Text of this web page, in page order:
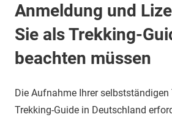
Anmeldung und
Sie als Trekking-
beachten müssen
Die Aufnahme Ihrer
Trekking-Guide in Deutschland